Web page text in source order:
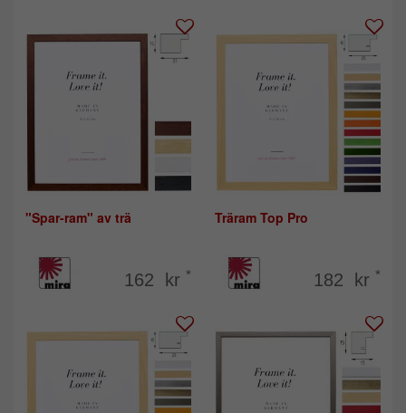
"Spar-ram" av trä
162 kr *
Träram Top Pro
182 kr *